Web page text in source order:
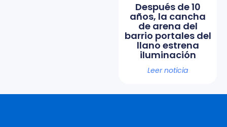
Después de 10
años, la cancha
de arena del
barrio portales del
llano estrena
iluminación
Leer noticia